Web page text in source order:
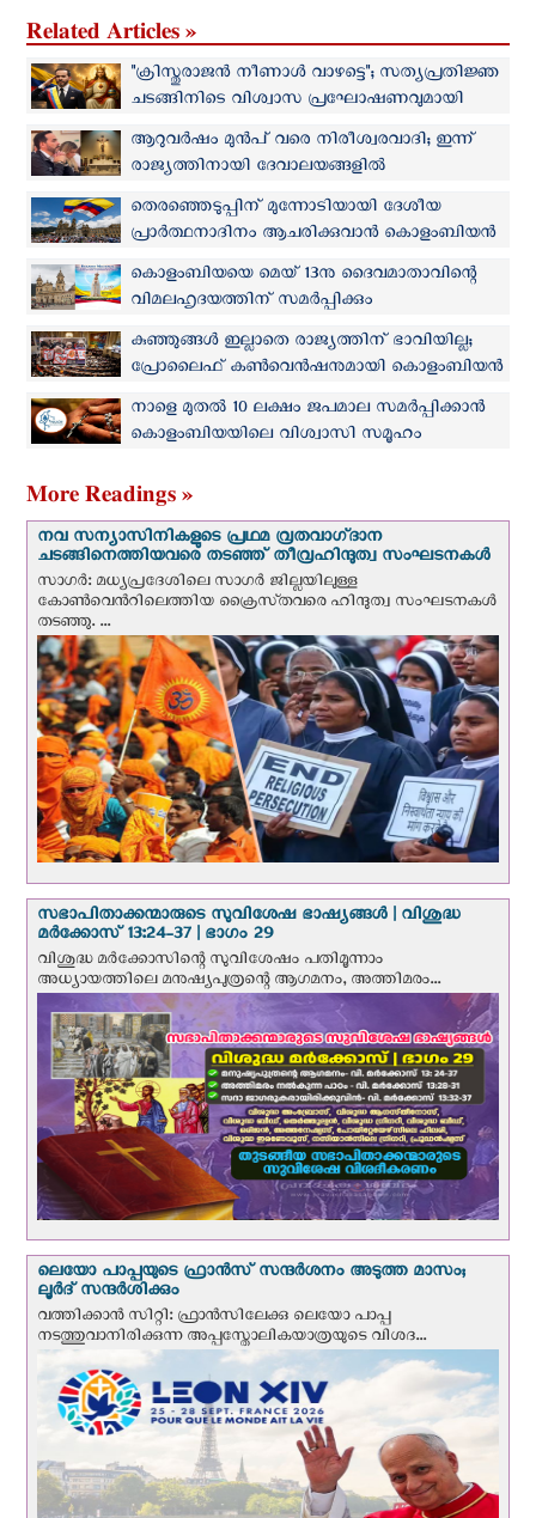
Related Articles »
"ക്രിസ്തുരാജന്‍ നീണാള്‍ വാഴട്ടെ"; സത്യപ്രതിജ്ഞ
ചടങ്ങിനിടെ വിശ്വാസ പ്രഘോഷണവുമായി
കൊളംബിയയുടെ പ്രസിഡന്‍റ്
ആറുവർഷം മുൻപ് വരെ നിരീശ്വരവാദി; ഇന്ന്
രാജ്യത്തിനായി ദേവാലയങ്ങളിൽ
പ്രാർത്ഥനയുമായി കൊളംബിയയുടെ നിയുക്ത
പ്രസിഡന്റ്
തെരഞ്ഞെടുപ്പിന് മുന്നോടിയായി ദേശീയ
പ്രാര്‍ത്ഥനാദിനം ആചരിക്കുവാന്‍ കൊളംബിയന്‍
കത്തോലിക്ക സഭ
കൊളംബിയയെ മെയ് 13നു ദൈവമാതാവിന്റെ
വിമലഹൃദയത്തിന് സമർപ്പിക്കും
കുഞ്ഞുങ്ങള്‍ ഇല്ലാതെ രാജ്യത്തിന് ഭാവിയില്ല;
പ്രോലൈഫ് കൺവെൻഷനുമായി കൊളംബിയന്‍
ഭരണകൂടം
നാളെ മുതല്‍ 10 ലക്ഷം ജപമാല സമര്‍പ്പിക്കാന്‍
കൊളംബിയയിലെ വിശ്വാസി സമൂഹം
More Readings »
നവ സന്യാസിനികളുടെ പ്രഥമ വ്രതവാഗ്‌ദാന
ചടങ്ങിനെത്തിയവരെ തടഞ്ഞ് തീവ്രഹിന്ദുത്വ സംഘടനകള്‍
സാഗർ: മധ്യപ്രദേശിലെ സാഗർ ജില്ലയിലുള്ള
കോൺവെന്‍റിലെത്തിയ ക്രൈസ്‌തവരെ ഹിന്ദുത്വ സംഘടനകൾ
തടഞ്ഞു. ...
സഭാപിതാക്കന്മാരുടെ സുവിശേഷ ഭാഷ്യങ്ങള്‍ | വിശുദ്ധ
മര്‍ക്കോസ് 13:24-37 | ഭാഗം 29
വിശുദ്ധ മര്‍ക്കോസിന്റെ സുവിശേഷം പതിമൂന്നാം
അധ്യായത്തിലെ മനുഷ്യപുത്രന്റെ ആഗമനം, അത്തിമരം...
ലെയോ പാപ്പയുടെ ഫ്രാന്‍സ് സന്ദര്‍ശനം അടുത്ത മാസം;
ലൂര്‍ദ് സന്ദര്‍ശിക്കും
വത്തിക്കാന്‍ സിറ്റി: ഫ്രാൻസിലേക്കു ലെയോ പാപ്പ
നടത്തുവാനിരിക്കുന്ന അപ്പസ്തോലികയാത്രയുടെ വിശദ...